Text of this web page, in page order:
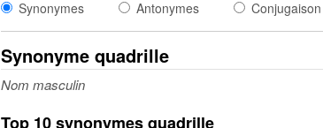
Synonymes Antonymes Conjugaison
Synonyme quadrille
Nom masculin
Top 10 synonymes quadrille